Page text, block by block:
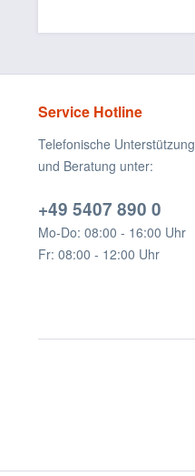
Service Hotline
Telefonische Unterstützung
und Beratung unter:
+49 5407 890 0
Mo-Do: 08:00 - 16:00 Uhr
Fr: 08:00 - 12:00 Uhr